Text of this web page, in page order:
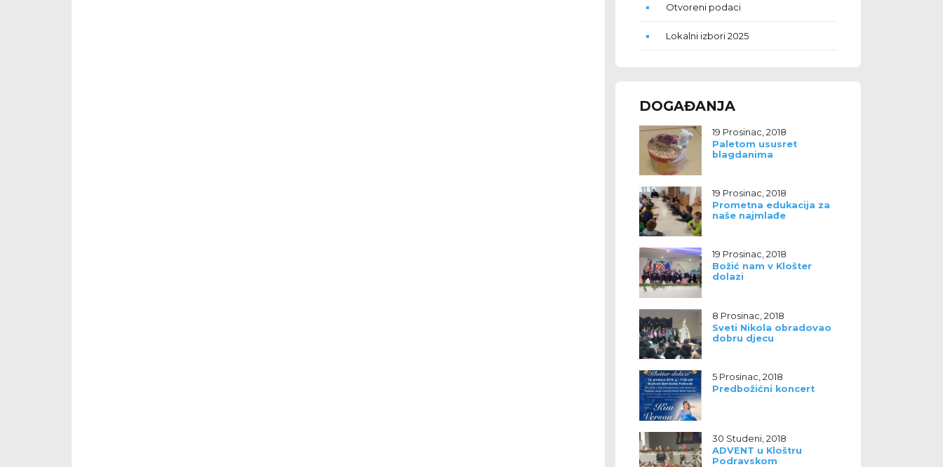
Otvoreni podaci
Lokalni izbori 2025
DOGAĐANJA
19 Prosinac, 2018
Paletom ususret
blagdanima
19 Prosinac, 2018
Prometna edukacija za
naše najmlađe
19 Prosinac, 2018
Božić nam v Klošter
dolazi
8 Prosinac, 2018
Sveti Nikola obradovao
dobru djecu
5 Prosinac, 2018
Predbožićni koncert
30 Studeni, 2018
ADVENT u Kloštru
Podravskom